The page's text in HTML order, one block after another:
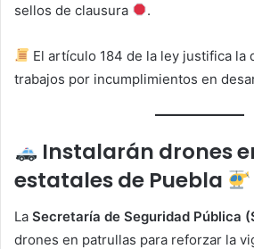
sellos de clausura
.
El artículo 184 de la ley justifica la
trabajos por incumplimientos en
Instalarán drones
estatales de Puebla
La Secretaría de Seguridad Pública
drones en patrullas para reforzar la